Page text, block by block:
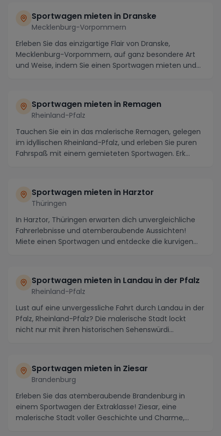
Sportwagen mieten in Dranske
Mecklenburg-Vorpommern
Erleben Sie das einzigartige Flair von Dranske,
Mecklenburg-Vorpommern, auf ganz besondere Art
und Weise, indem Sie einen Sportwagen mieten und
Sportwagen mieten in Remagen
Rheinland-Pfalz
Tauchen Sie ein in das malerische Remagen, gelegen
im idyllischen Rheinland-Pfalz, und erleben Sie puren
Fahrspaß mit einem gemieteten Sportwagen. Erk...
Sportwagen mieten in Harztor
Thüringen
In Harztor, Thüringen erwarten dich unvergleichliche
Fahrerlebnisse und atemberaubende Aussichten!
Miete einen Sportwagen und entdecke die kurvigen
Sportwagen mieten in Landau in der Pfalz
Rheinland-Pfalz
Lust auf eine unvergessliche Fahrt durch Landau in der
Pfalz, Rheinland-Pfalz? Die malerische Stadt lockt
nicht nur mit ihren historischen Sehenswürdi...
Sportwagen mieten in Ziesar
Brandenburg
Erleben Sie das atemberaubende Brandenburg in
einem Sportwagen der Extraklasse! Ziesar, eine
malerische Stadt voller Geschichte und Charme,